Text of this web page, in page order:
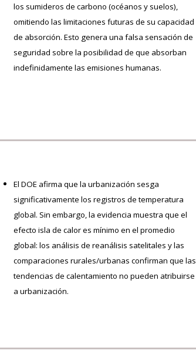
los sumideros de carbono (océanos y suelos),
omitiendo las limitaciones futuras de su capacidad
de absorción. Esto genera una falsa sensación de
seguridad sobre la posibilidad de que absorban
indefinidamente las emisiones humanas.
El DOE afirma que la urbanización sesga
significativamente los registros de temperatura
global. Sin embargo, la evidencia muestra que el
efecto isla de calor es mínimo en el promedio
global: los análisis de reanálisis satelitales y las
comparaciones rurales/urbanas confirman que las
tendencias de calentamiento no pueden atribuirse
a urbanización.